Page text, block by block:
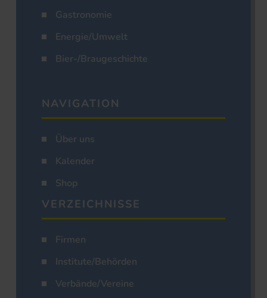
Gastronomie
Energie/Umwelt
Bier-/Braugeschichte
NAVIGATION
Über uns
Kalender
Shop
VERZEICHNISSE
Firmen
Institute/Behörden
Verbände/Vereine